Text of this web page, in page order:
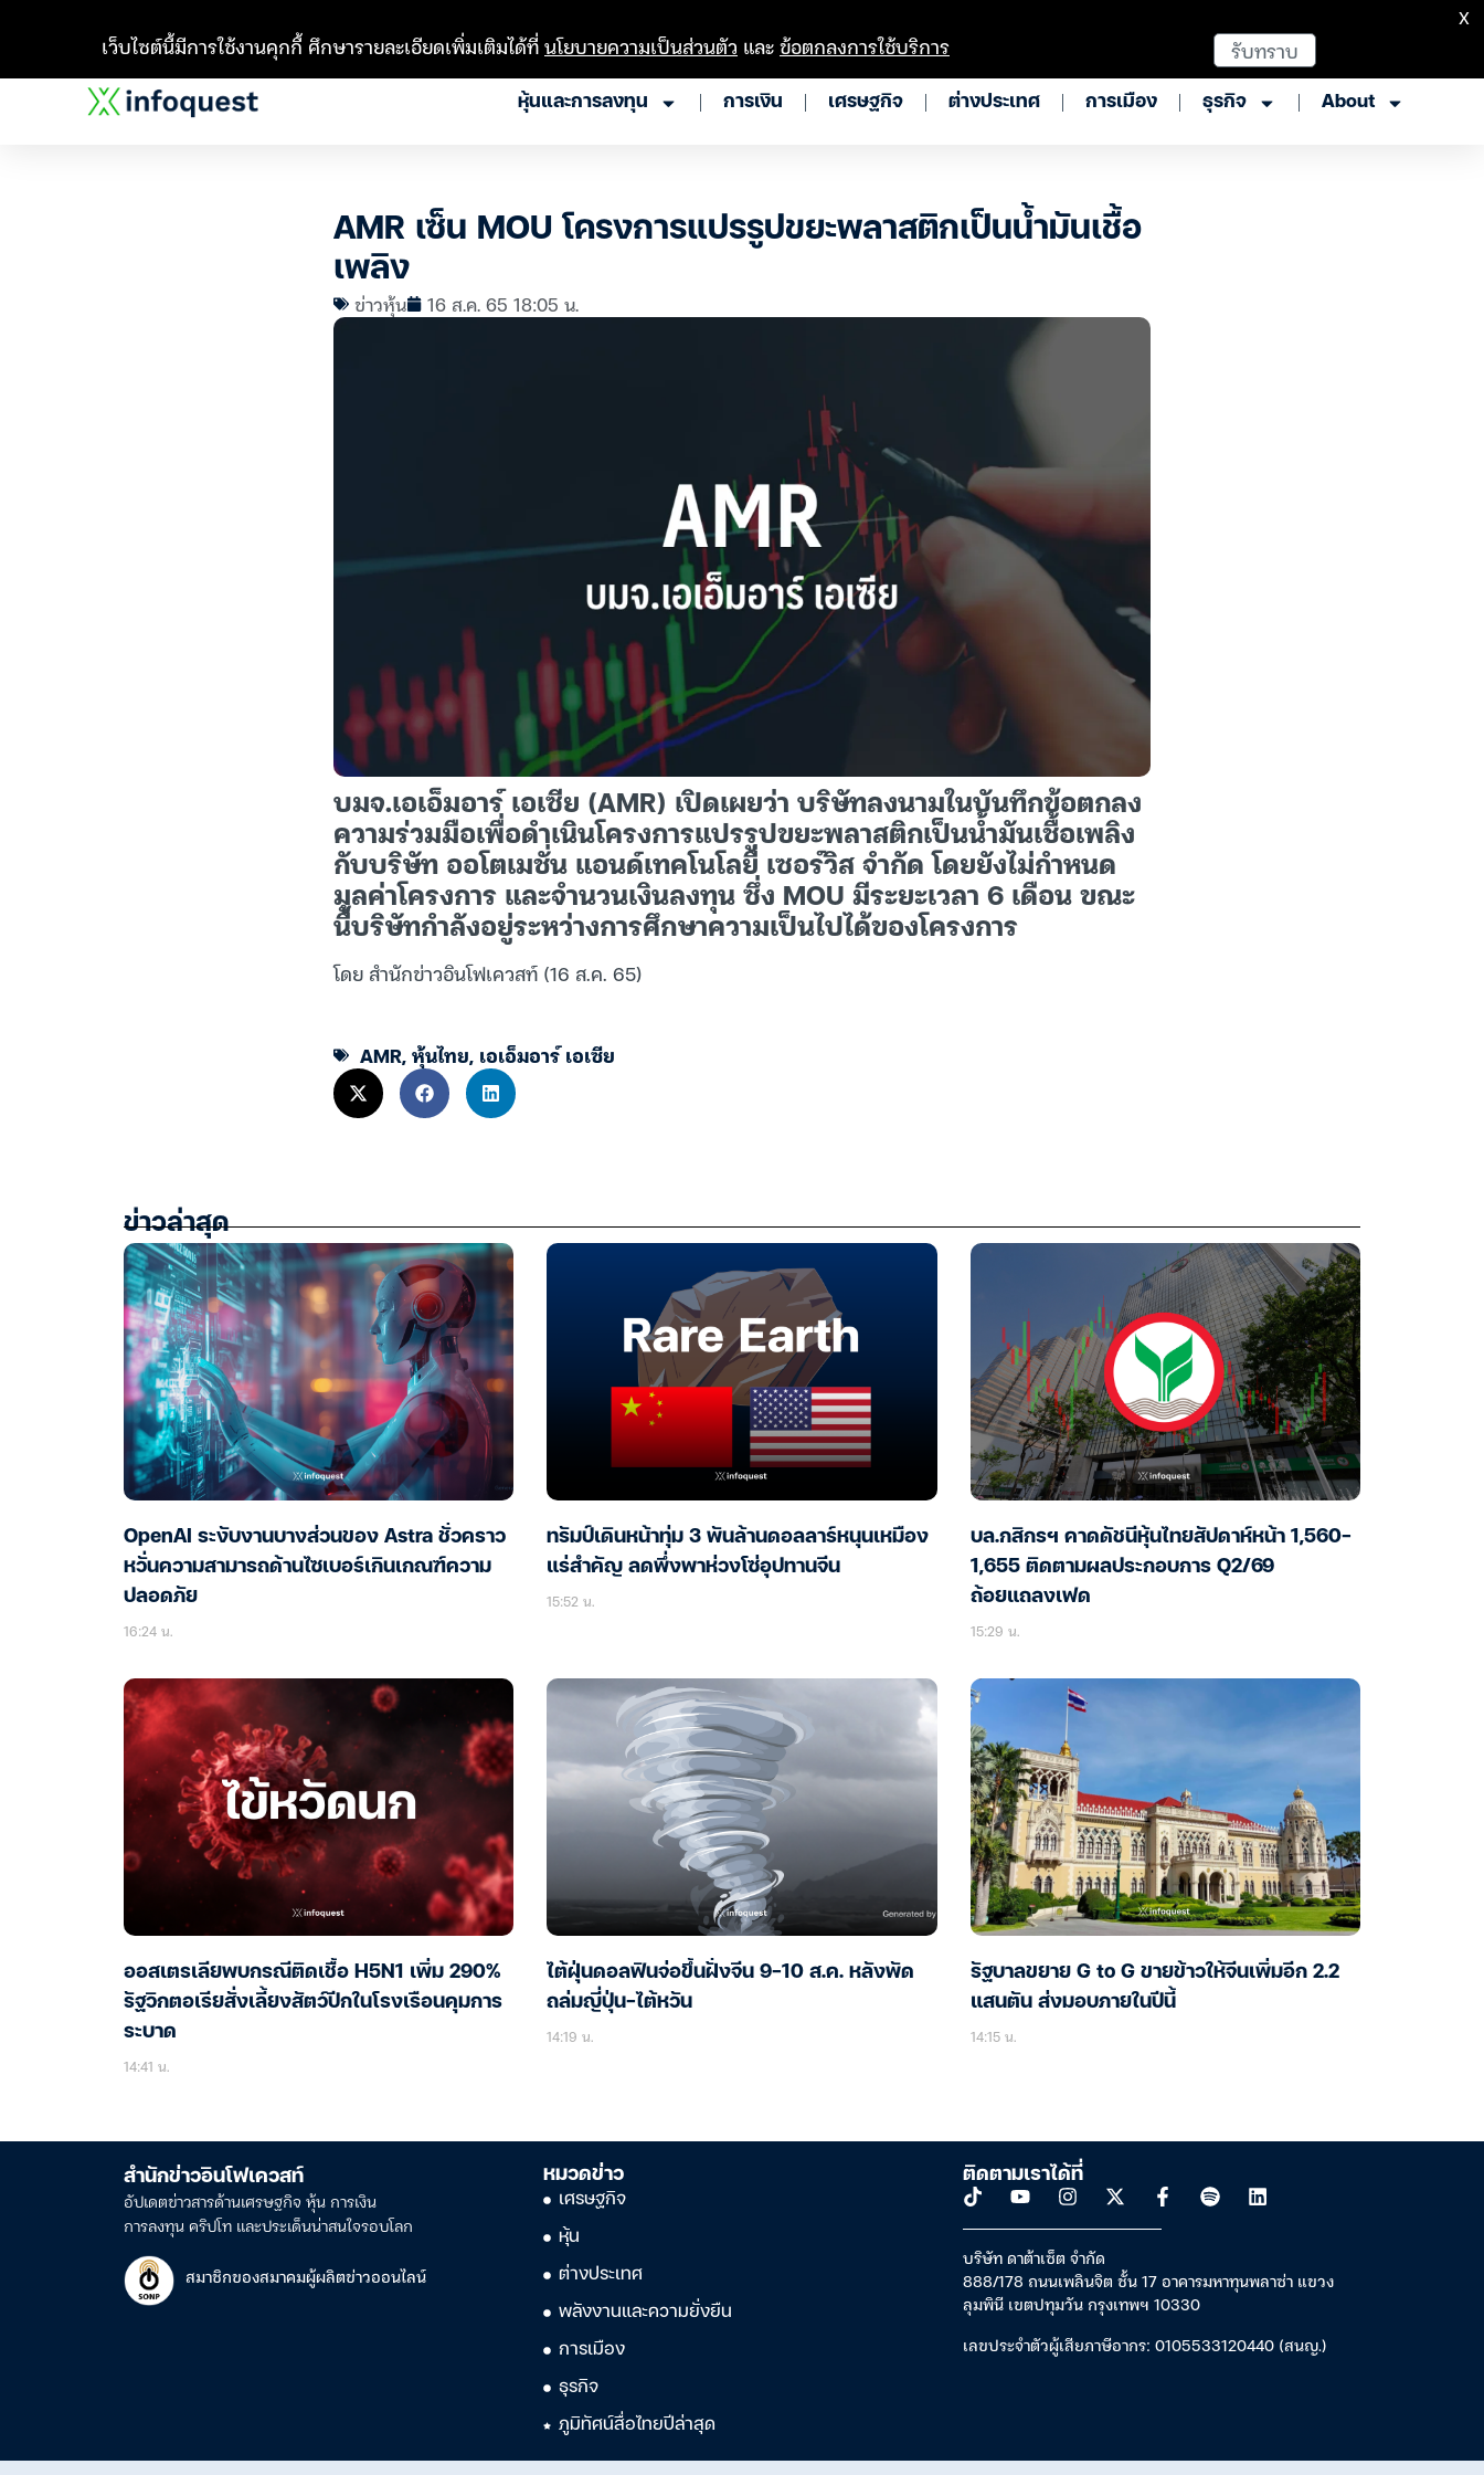
หุ้นและการลงทุน การเงิน เศรษฐกิจ ต่างประเทศ การเมือง ธุรกิจ About
AMR เซ็น MOU โครงการแปรรูปขยะพลาสติกเป็นน้ำมันเชื้อ
เพลิง
ข่าวหุ้น 16 ส.ค. 65 18:05 น.
บมจ.เอเอ็มอาร์ เอเซีย (AMR) เปิดเผยว่า บริษัทลงนามในบันทึกข้อตกลง
ความร่วมมือเพื่อดำเนินโครงการแปรรูปขยะพลาสติกเป็นน้ำมันเชื้อเพลิง
กับบริษัท ออโตเมชั่น แอนด์เทคโนโลยี่ เซอร์วิส จำกัด โดยยังไม่กำหนด
มูลค่าโครงการ และจำนวนเงินลงทุน ซึ่ง MOU มีระยะเวลา 6 เดือน ขณะ
นี้บริษัทกำลังอยู่ระหว่างการศึกษาความเป็นไปได้ของโครงการ
โดย สำนักข่าวอินโฟเควสท์ (16 ส.ค. 65)
AMR,หุ้นไทย, เอเอ็มอาร์ เอเซีย
ข่าวล่าสุด
OpenAI ระงับงานบางส่วนของ Astra ชั่วคราว
หวั่นความสามารถด้านไซเบอร์เกินเกณฑ์ความ
ปลอดภัย
16:24 น.
ทรัมป์เดินหน้าทุ่ม 3 พันล้านดอลลาร์หนุนเหมือง
แร่สำคัญ ลดพึ่งพาห่วงโซ่อุปทานจีน
15:52 น.
บล.กสิกรฯ คาดดัชนีหุ้นไทยสัปดาห์หน้า 1,560-
1,655 ติดตามผลประกอบการ Q2/69
ถ้อยแถลงเฟด
15:29 น.
ออสเตรเลียพบกรณีติดเชื้อ H5N1 เพิ่ม 290%
รัฐวิกตอเรียสั่งเลี้ยงสัตว์ปีกในโรงเรือนคุมการ
ระบาด
14:41 น.
ไต้ฝุ่นดอลฟินจ่อขึ้นฝั่งจีน 9-10 ส.ค. หลังพัด
ถล่มญี่ปุ่น-ไต้หวัน
14:19 น.
รัฐบาลขยาย G to G ขายข้าวให้จีนเพิ่มอีก 2.2
แสนตัน ส่งมอบภายในปีนี้
14:15 น.
สำนักข่าวอินโฟเควสท์
อัปเดตข่าวสารด้านเศรษฐกิจ หุ้น การเงิน
การลงทุน คริปโท และประเด็นน่าสนใจรอบโลก
สมาชิกของสมาคมผู้ผลิตข่าวออนไลน์
หมวดข่าว
เศรษฐกิจ
หุ้น
ต่างประเทศ
พลังงานและความยั่งยืน
การเมือง
ธุรกิจ
ภูมิทัศน์สื่อไทยปีล่าสุด
ติดตามเราได้ที่
บริษัท ดาต้าเซ็ต จำกัด
888/178 ถนนเพลินจิต ชั้น 17 อาคารมหาทุนพลาซ่า แขวง
ลุมพินี เขตปทุมวัน กรุงเทพฯ 10330
เลขประจำตัวผู้เสียภาษีอากร: 0105533120440 (สนญ.)
เว็บไซต์นี้มีการใช้งานคุกกี้ ศึกษารายละเอียดเพิ่มเติมได้ที่นโยบายความเป็นส่วนตัว และข้อตกลงการใช้บริการ รับทราบ
X